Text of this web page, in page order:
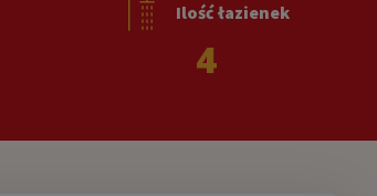
Ilość łazienek
4